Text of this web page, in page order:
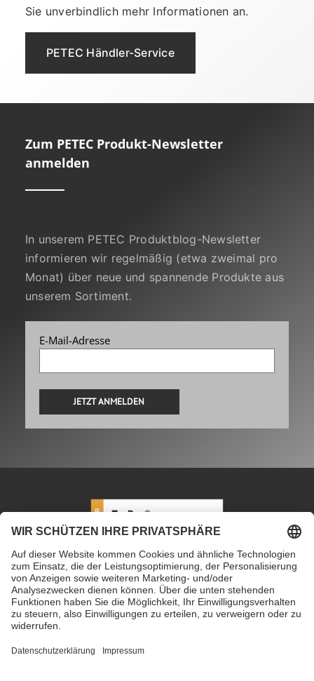
Sie unverbindlich mehr Informationen an.
PETEC Händler-Service
Zum PETEC Produkt-Newsletter
anmelden
In unserem PETEC Produktblog-Newsletter
informieren wir regelmäßig (etwa zweimal pro
Monat) über neue und spannende Produkte aus
unserem Sortiment.
E-Mail-Adresse
PETEC Verbindungstechnik GmbH | Wüstenbuch 26
96132 Schlüsselfeld | Deutschland | +49 9555 80994
0 | info@petec.de